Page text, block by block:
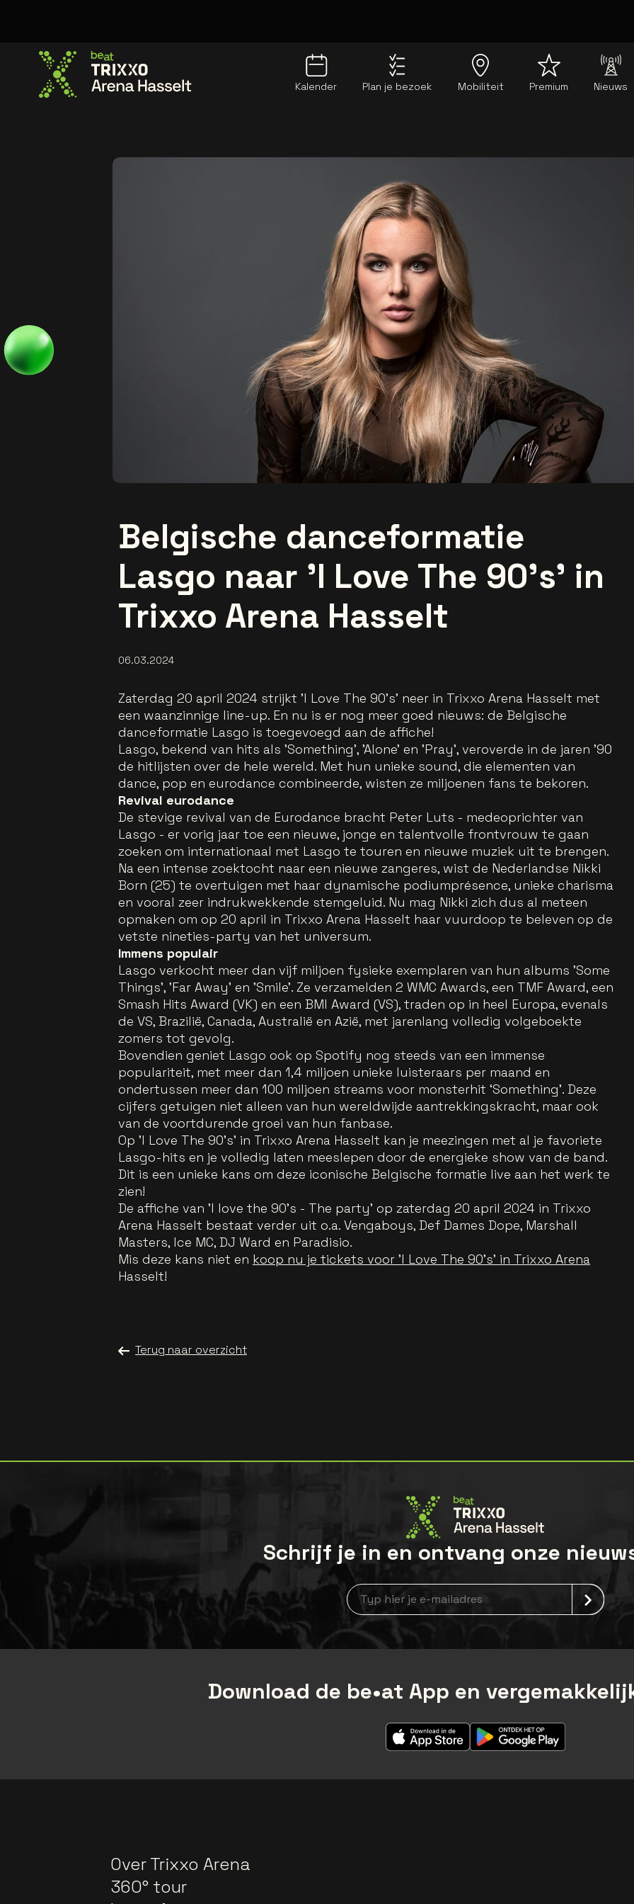
Kalender Plan je bezoek Mobiliteit Premium Nieuws
Belgische danceformatie
Lasgo naar 'I Love The 90's' in
Trixxo Arena Hasselt
06.03.2024
Zaterdag 20 april 2024 strijkt 'I Love The 90's' neer in Trixxo Arena Hasselt met
een waanzinnige line-up. En nu is er nog meer goed nieuws: de Belgische
danceformatie Lasgo is toegevoegd aan de affiche!
Lasgo, bekend van hits als 'Something', 'Alone' en 'Pray', veroverde in de jaren '90
de hitlijsten over de hele wereld. Met hun unieke sound, die elementen van
dance, pop en eurodance combineerde, wisten ze miljoenen fans te bekoren.
Revival eurodance
De stevige revival van de Eurodance bracht Peter Luts - medeoprichter van
Lasgo - er vorig jaar toe een nieuwe, jonge en talentvolle frontvrouw te gaan
zoeken om internationaal met Lasgo te touren en nieuwe muziek uit te brengen.
Na een intense zoektocht naar een nieuwe zangeres, wist de Nederlandse Nikki
Born (25) te overtuigen met haar dynamische podiumprésence, unieke charisma
en vooral zeer indrukwekkende stemgeluid. Nu mag Nikki zich dus al meteen
opmaken om op 20 april in Trixxo Arena Hasselt haar vuurdoop te beleven op de
vetste nineties-party van het universum.
Immens populair
Lasgo verkocht meer dan vijf miljoen fysieke exemplaren van hun albums 'Some
Things', 'Far Away' en 'Smile'. Ze verzamelden 2 WMC Awards, een TMF Award, een
Smash Hits Award (VK) en een BMI Award (VS), traden op in heel Europa, evenals
de VS, Brazilië, Canada, Australië en Azië, met jarenlang volledig volgeboekte
zomers tot gevolg.
Bovendien geniet Lasgo ook op Spotify nog steeds van een immense
populariteit, met meer dan 1,4 miljoen unieke luisteraars per maand en
ondertussen meer dan 100 miljoen streams voor monsterhit ‘Something’. Deze
cijfers getuigen niet alleen van hun wereldwijde aantrekkingskracht, maar ook
van de voortdurende groei van hun fanbase.
Op 'I Love The 90's' in Trixxo Arena Hasselt kan je meezingen met al je favoriete
Lasgo-hits en je volledig laten meeslepen door de energieke show van de band.
Dit is een unieke kans om deze iconische Belgische formatie live aan het werk te
zien!
De affiche van 'I love the 90's - The party' op zaterdag 20 april 2024 in Trixxo
Arena Hasselt bestaat verder uit o.a. Vengaboys, Def Dames Dope, Marshall
Masters, Ice MC, DJ Ward en Paradisio.
Mis deze kans niet en koop nu je tickets voor 'I Love The 90's' in Trixxo Arena
Hasselt!
Terug naar overzicht
Schrijf je in en ontvang onze
Nieuwsbrief aanmelding
Download de be•at App en
Over Trixxo Arena
360° tour